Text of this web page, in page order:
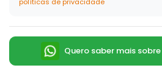
Quero saber mais